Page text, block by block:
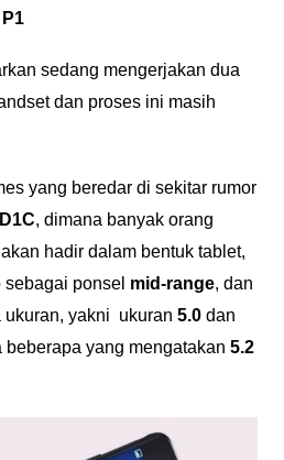
sedang mengerjakan dua
dan proses ini masih
yang beredar di sekitar rumor
, dimana banyak orang
hadir dalam bentuk tablet,
ponsel mid-range, dan
ukuran, yakni ukuran 5.0dan
beberapa yang mengatakan 5.2